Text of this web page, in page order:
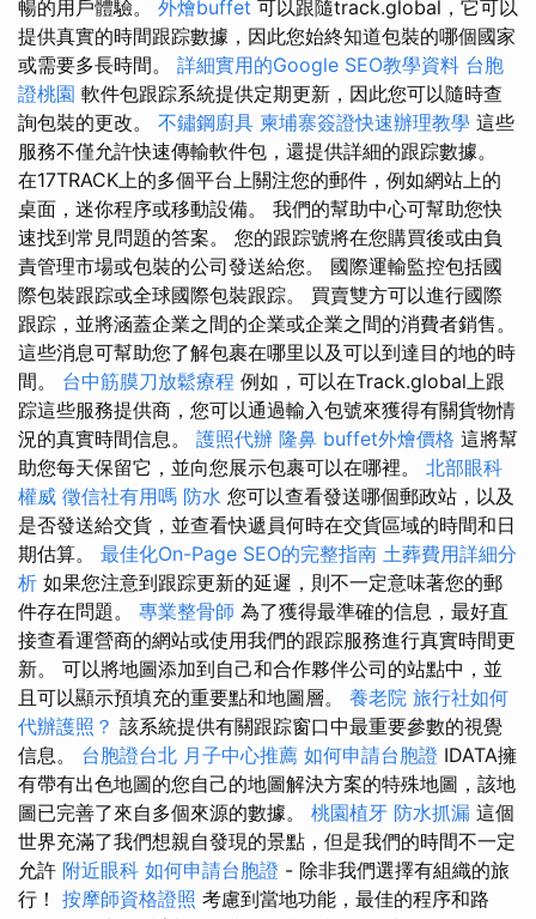
暢的用戶體驗。 外燴buffet 可以跟隨track.global，它可以
提供真實的時間跟踪數據，因此您始終知道包裝的哪個國家
或需要多長時間。 詳細實用的Google SEO教學資料 台胞
證桃園 軟件包跟踪系統提供定期更新，因此您可以隨時查
詢包裝的更改。 不鏽鋼廚具 柬埔寨簽證快速辦理教學 這些
服務不僅允許快速傳輸軟件包，還提供詳細的跟踪數據。
在17TRACK上的多個平台上關注您的郵件，例如網站上的
桌面，迷你程序或移動設備。 我們的幫助中心可幫助您快
速找到常見問題的答案。 您的跟踪號將在您購買後或由負
責管理市場或包裝的公司發送給您。 國際運輸監控包括國
際包裝跟踪或全球國際包裝跟踪。 買賣雙方可以進行國際
跟踪，並將涵蓋企業之間的企業或企業之間的消費者銷售。
這些消息可幫助您了解包裹在哪里以及可以到達目的地的時
間。 台中筋膜刀放鬆療程 例如，可以在Track.global上跟
踪這些服務提供商，您可以通過輸入包號來獲得有關貨物情
況的真實時間信息。 護照代辦 隆鼻 buffet外燴價格 這將幫
助您每天保留它，並向您展示包裹可以在哪裡。 北部眼科
權威 徵信社有用嗎 防水 您可以查看發送哪個郵政站，以及
是否發送給交貨，並查看快遞員何時在交貨區域的時間和日
期估算。 最佳化On-Page SEO的完整指南 土葬費用詳細分
析 如果您注意到跟踪更新的延遲，則不一定意味著您的郵
件存在問題。 專業整骨師 為了獲得最準確的信息，最好直
接查看運營商的網站或使用我們的跟踪服務進行真實時間更
新。 可以將地圖添加到自己和合作夥伴公司的站點中，並
且可以顯示預填充的重要點和地圖層。 養老院 旅行社如何
代辦護照？ 該系統提供有關跟踪窗口中最重要參數的視覺
信息。 台胞證台北 月子中心推薦 如何申請台胞證 IDATA擁
有帶有出色地圖的您自己的地圖解決方案的特殊地圖，該地
圖已完善了來自多個來源的數據。 桃園植牙 防水抓漏 這個
世界充滿了我們想親自發現的景點，但是我們的時間不一定
允許 附近眼科 如何申請台胞證 - 除非我們選擇有組織的旅
行！ 按摩師資格證照 考慮到當地功能，最佳的程序和路